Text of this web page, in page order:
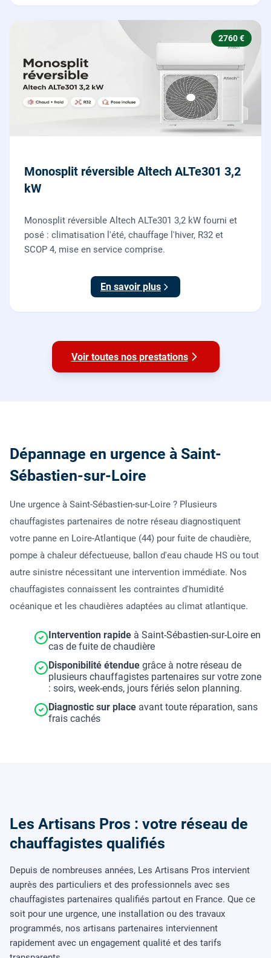
2760 €
Monosplit réversible Altech ALTe301 3,2
kW
Monosplit réversible Altech ALTe301 3,2 kW fourni et
posé : climatisation l'été, chauffage l'hiver, R32 et
SCOP 4, mise en service comprise.
En savoir plus
Voir toutes nos prestations
Dépannage en urgence à Saint-
Sébastien-sur-Loire
Une urgence à Saint-Sébastien-sur-Loire ? Plusieurs
chauffagistes partenaires de notre réseau diagnostiquent
votre panne en Loire-Atlantique (44) pour fuite de chaudière,
pompe à chaleur défectueuse, ballon d'eau chaude HS ou tout
autre sinistre nécessitant une intervention immédiate. Nos
chauffagistes connaissent les contraintes d'humidité
océanique et les chaudières adaptées au climat atlantique.
Intervention rapide à Saint-Sébastien-sur-Loire en
cas de fuite de chaudière
Disponibilité étendue grâce à notre réseau de
plusieurs chauffagistes partenaires sur votre zone
: soirs, week-ends, jours fériés selon planning.
Diagnostic sur place avant toute réparation, sans
frais cachés
Les Artisans Pros : votre réseau de
chauffagistes qualifiés
Depuis de nombreuses années, Les Artisans Pros intervient
auprès des particuliers et des professionnels avec ses
chauffagistes partenaires qualifiés partout en France. Que ce
soit pour une urgence, une installation ou des travaux
programmés, nos artisans partenaires interviennent
rapidement avec un engagement qualité et des tarifs